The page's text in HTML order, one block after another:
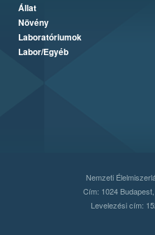
Állat
Növény
Laboratóriumok
Labor/Egyéb
Nemzeti
Cím: 1024
Levelezési cím: